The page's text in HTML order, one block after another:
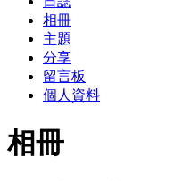
相冊
主題
分享
留言板
個人資料
相冊